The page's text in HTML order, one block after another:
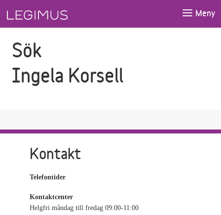
Meny
Sök
Ingela Korsell
Kontakt
Telefontider
Kontaktcenter
Helgfri måndag till fredag 09:00-11:00